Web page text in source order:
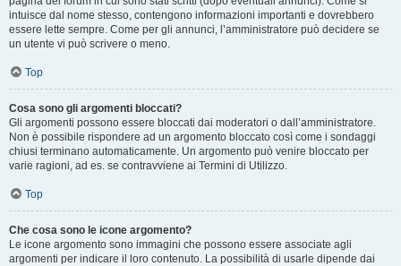
intuisce dal nome stesso, contengono informazioni importanti e dovrebbero
essere lette sempre. Come per gli annunci, l’amministratore può decidere se
un utente vi può scrivere o meno.
Top
Cosa sono gli argomenti bloccati?
Gli argomenti possono essere bloccati dai moderatori o dall’amministratore.
Non è possibile rispondere ad un argomento bloccato così come i sondaggi
chiusi terminano automaticamente. Un argomento può venire bloccato per
varie ragioni, ad es. se contravviene ai Termini di Utilizzo.
Top
Che cosa sono le icone argomento?
Le icone argomento sono immagini che possono essere associate agli
argomenti per indicare il loro contenuto. La possibilità di usarle dipende dai